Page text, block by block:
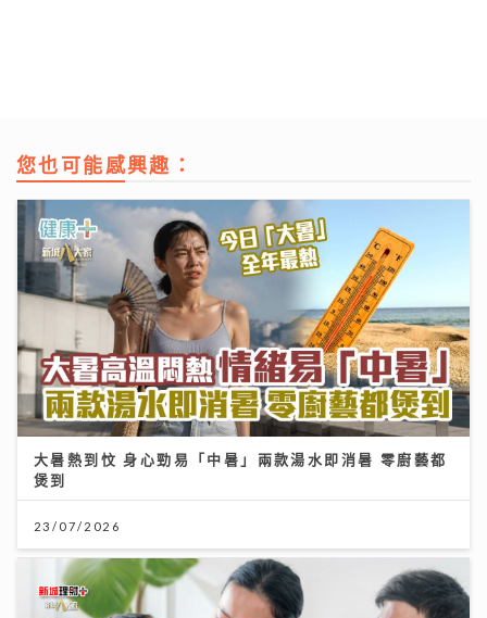
您也可能感興趣：
大暑熱到忟 身心勁易「中暑」兩款湯水即消暑 零廚藝都
煲到
23/07/2026